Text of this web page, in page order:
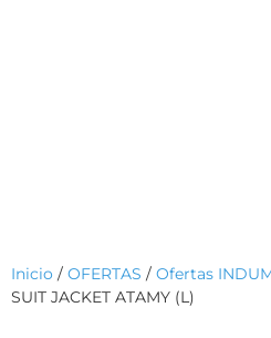
Inicio / OFERTAS / Ofertas
SUIT JACKET ATAMY (L)